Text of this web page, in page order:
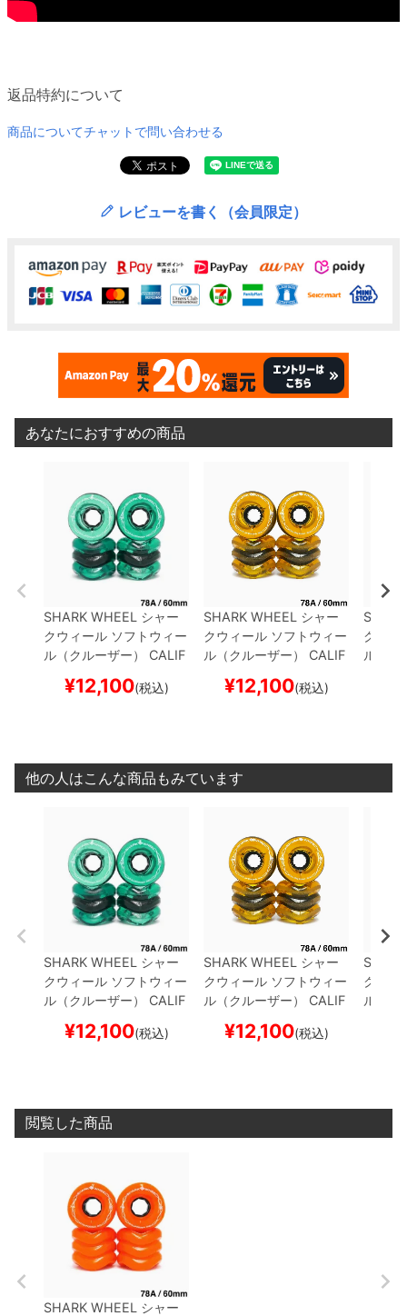
返品特約について
商品についてチャットで問い合わせる
レビューを書く（会員限定）
あなたにおすすめの商品
SHARK WHEEL シャー
クウィール ソフトウィー
ル（クルーザー）
CALIF
ANSPARENT EMERALD
¥12,100(税込)
SHARK WHEEL シャー
クウィール ソフトウィー
ル（クルーザー）
CALIF
ANSPARENT AMBER 6
¥12,100(税込)
クウィ
ル（ク
他の人はこんな商品もみています
SHARK WHEEL シャー
クウィール ソフトウィー
ル（クルーザー）
CALIF
ANSPARENT EMERALD
¥12,100(税込)
SHARK WHEEL シャー
クウィール ソフトウィー
ル（クルーザー）
CALIF
ANSPARENT AMBER 6
¥12,100(税込)
クウィ
ル（ク
閲覧した商品
SHARK WHEEL シャー